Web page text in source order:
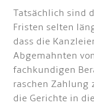
Tatsächlich sind
Fristen selten
dass die
Abgemahnten
fachkundigen
raschen Zahlung
die Gerichte in